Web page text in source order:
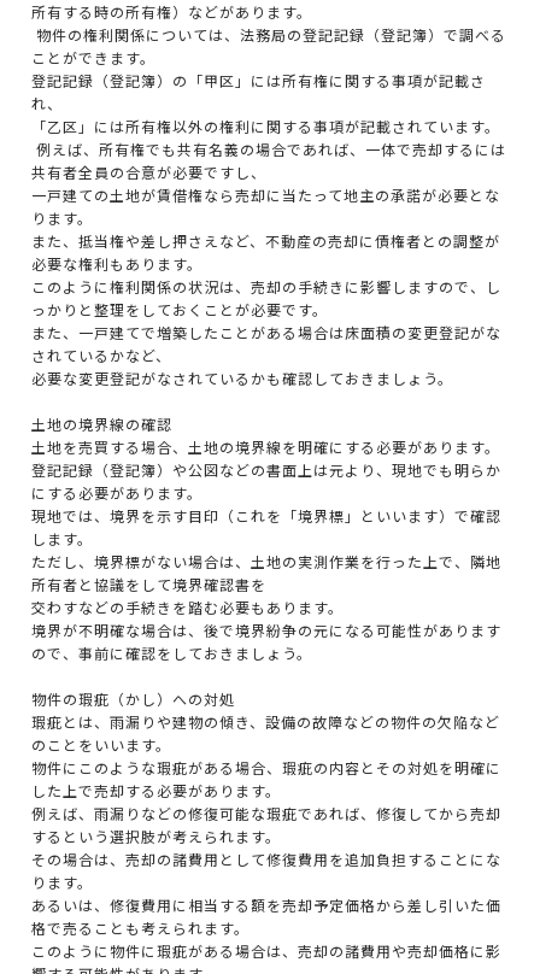
所有する時の所有権）などがあります。
物件の権利関係については、法務局の登記記録（登記簿）で調べる
ことができます。
登記記録（登記簿）の「甲区」には所有権に関する事項が記載さ
れ、
「乙区」には所有権以外の権利に関する事項が記載されています。
例えば、所有権でも共有名義の場合であれば、一体で売却するには
共有者全員の合意が必要ですし、
一戸建ての土地が賃借権なら売却に当たって地主の承諾が必要とな
ります。
また、抵当権や差し押さえなど、不動産の売却に債権者との調整が
必要な権利もあります。
このように権利関係の状況は、売却の手続きに影響しますので、し
っかりと整理をしておくことが必要です。
また、一戸建てで増築したことがある場合は床面積の変更登記がな
されているかなど、
必要な変更登記がなされているかも確認しておきましょう。
土地の境界線の確認
土地を売買する場合、土地の境界線を明確にする必要があります。
登記記録（登記簿）や公図などの書面上は元より、現地でも明らか
にする必要があります。
現地では、境界を示す目印（これを「境界標」といいます）で確認
します。
ただし、境界標がない場合は、土地の実測作業を行った上で、隣地
所有者と協議をして境界確認書を
交わすなどの手続きを踏む必要もあります。
境界が不明確な場合は、後で境界紛争の元になる可能性があります
ので、事前に確認をしておきましょう。
物件の瑕疵（かし）への対処
瑕疵とは、雨漏りや建物の傾き、設備の故障などの物件の欠陥など
のことをいいます。
物件にこのような瑕疵がある場合、瑕疵の内容とその対処を明確に
した上で売却する必要があります。
例えば、雨漏りなどの修復可能な瑕疵であれば、修復してから売却
するという選択肢が考えられます。
その場合は、売却の諸費用として修復費用を追加負担することにな
ります。
あるいは、修復費用に相当する額を売却予定価格から差し引いた価
格で売ることも考えられます。
このように物件に瑕疵がある場合は、売却の諸費用や売却価格に影